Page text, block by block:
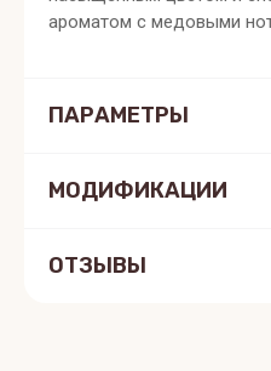
ароматом с медовыми
ПАРАМЕТРЫ
МОДИФИКАЦИИ
ОТЗЫВЫ